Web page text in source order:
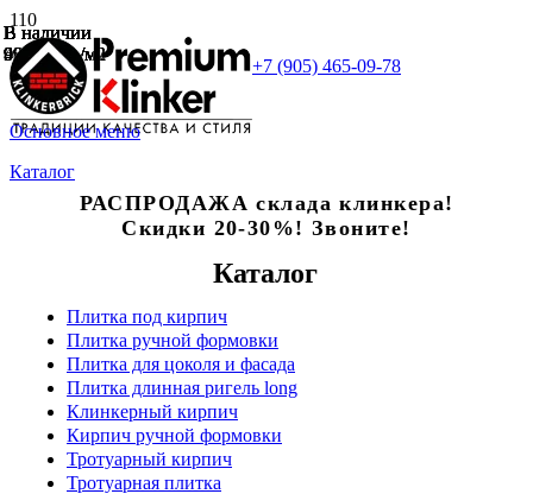
+7 (905) 465-09-78
Основное меню
Каталог
РАСПРОДАЖА склада клинкера!
Скидки 20-30%! Звоните!
Каталог
Плитка под кирпич
Плитка ручной формовки
Плитка для цоколя и фасада
Плитка длинная ригель long
Клинкерный кирпич
Кирпич ручной формовки
Тротуарный кирпич
Тротуарная плитка
В наличии
9984 руб./м2
В наличии
9984 руб./м2
В наличии
9984 руб./м2
В наличии
9984 руб./м2
В наличии
9984 руб./м2
В наличии
4600 руб./м2
В наличии
6860 руб./м2